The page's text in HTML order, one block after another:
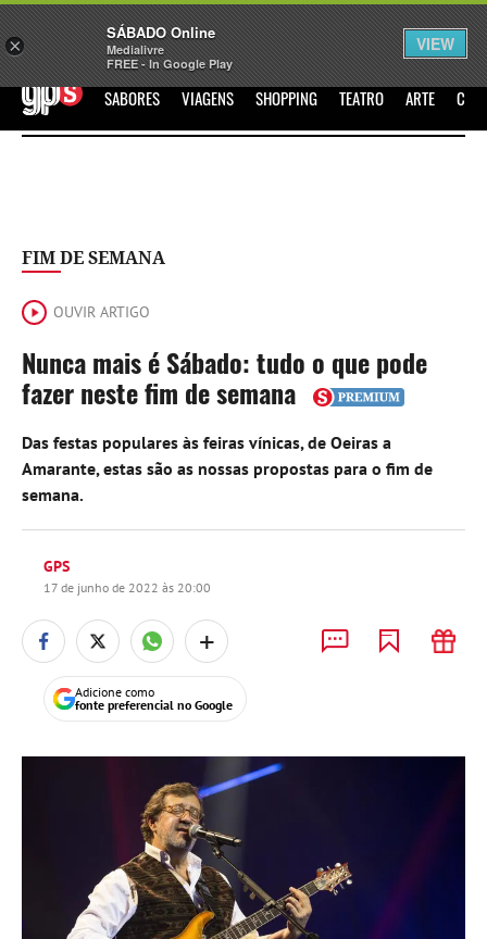
Sábado Assine Iniciar Sessão
GPS SABORES VIAGENS SHOPPING TEATRO ARTE
FIM DE SEMANA
OUVIR ARTIGO
Nunca mais é Sábado: tudo o que pode
fazer neste fim de semana
Das festas populares às feiras vínicas, de Oeiras a
Amarante, estas são as nossas propostas para o fim de
semana.
GPS
17 de junho de 2022 às 20:00
+
Adicione como
fonte preferencial no Google
×
SÁBADO Online
Medialivre
FREE - In Google Play
VIEW